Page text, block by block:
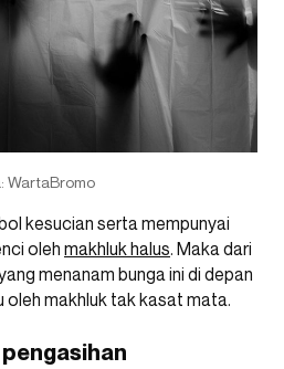
WartaBromo
kesucian serta mempunyai
oleh makhluk halus. Maka dari
menanam bunga ini di depan
oleh makhluk tak kasat mata.